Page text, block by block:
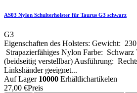
AS03 Nylon Schulterholster für Taurus G3 schwarz
G3
Eigenschaften des Holsters: Gewicht:
Strapazierfähiges Nylon Farbe:
(beidseitig verstellbar) Ausführung:
Linkshänder geeignet...
Auf Lager 10000 Erhältlichartikelen
27,00 €Preis